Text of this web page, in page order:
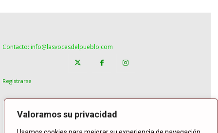
Valoramos su privacidad
Contacto: info@lasvocesdelpueblo.com
Registrarse